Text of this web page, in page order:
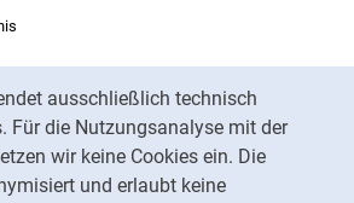
ausschließlich technisch
Für die Nutzungsanalyse mit der
wir keine Cookies ein. Die
und erlaubt keine